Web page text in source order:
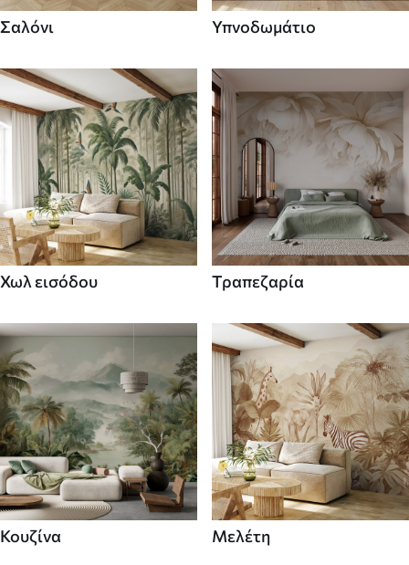
Σαλόνι Υπνοδωμάτιο
Χωλ εισόδου Τραπεζαρία
Κουζίνα Μελέτη